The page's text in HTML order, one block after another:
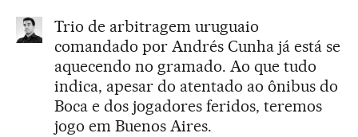
Trio de arbitragem uruguaio
comandado por Andrés Cunha já está se
aquecendo no gramado. Ao que tudo
indica, apesar do atentado ao ônibus do
Boca e dos jogadores feridos, teremos
jogo em Buenos Aires.